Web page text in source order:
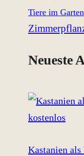
Tiere im Garten
Neueste
Kastanien